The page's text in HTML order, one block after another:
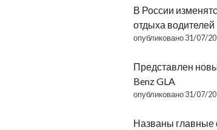
В России
отдыха водителей
опубликовано 31/07/
Представлен
Benz GLA
опубликовано 31/07/
Названы главные